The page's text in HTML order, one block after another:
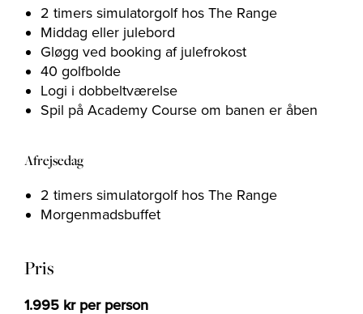
2 timers simulatorgolf hos The Range
Middag eller julebord
Gløgg ved booking af julefrokost
40 golfbolde
Logi i dobbeltværelse
Spil på Academy Course om banen er åben
Afrejsedag
2 timers simulatorgolf hos The Range
Morgenmadsbuffet
Pris
1.995 kr per person